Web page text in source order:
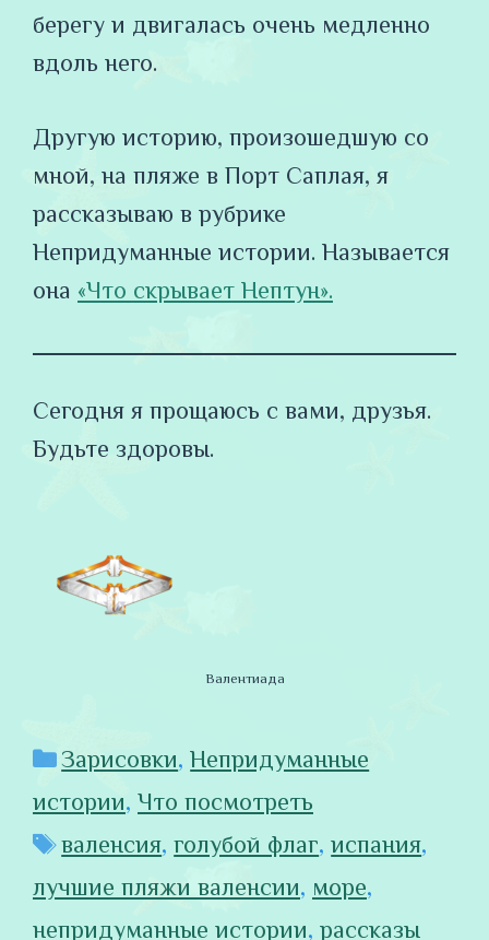
берегу и двигалась очень медленно
вдоль него.
Другую историю, произошедшую со
мной, на пляже в Порт Саплая, я
рассказываю в рубрике
Непридуманные истории. Называется
она «Что скрывает Нептун».
Сегодня я прощаюсь с вами, друзья.
Будьте здоровы.
Валентиада
Рубрики
Зарисовки,Непридуманные
истории, Что посмотреть
Метки
валенсия,голубой флаг,испания,
лучшие пляжи валенсии, море,
непридуманные истории, рассказы